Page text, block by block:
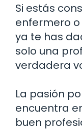
Si estás
enfermero
ya te has
solo una
verdadera
La pasión
encuentra
buen